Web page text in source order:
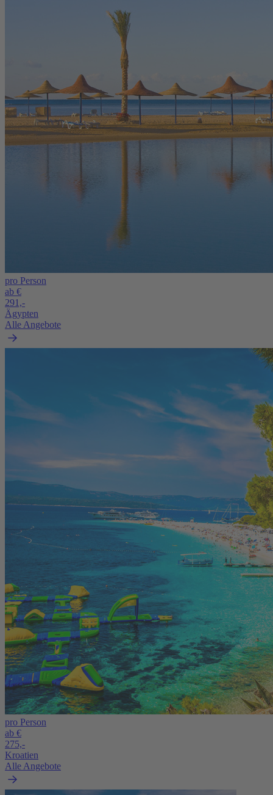
pro Person
ab €
291,-
Ägypten
Alle Angebote
pro Person
ab €
275,-
Kroatien
Alle Angebote